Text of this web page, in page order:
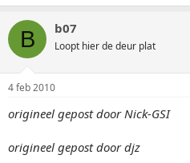
B b07
Loopt hier de deur plat
4 feb 2010
origineel gepost door Nick-GSI
origineel gepost door djz